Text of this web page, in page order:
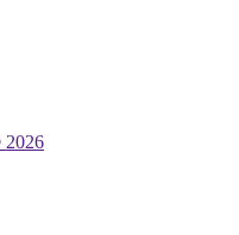
2026